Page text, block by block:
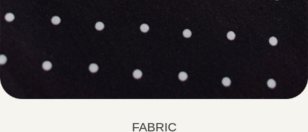
FABRIC